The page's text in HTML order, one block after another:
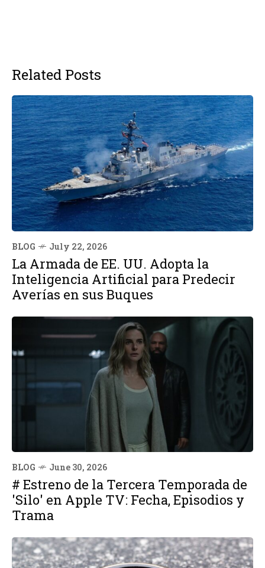
Related Posts
BLOG July 22, 2026
La Armada de EE. UU. Adopta la
Inteligencia Artificial para Predecir
Averías en sus Buques
BLOG June 30, 2026
# Estreno de la Tercera Temporada de
'Silo' en Apple TV: Fecha, Episodios y
Trama